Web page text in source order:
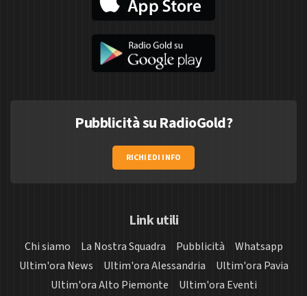
Pubblicità su RadioGold?
RICHIEDI INFO
Link utili
Chi siamo La Nostra Squadra Pubblicità
Whatsapp
Ultim'ora News
Ultim'ora Alessandria
Ultim'ora Pavia
Ultim'ora Alto Piemonte
Ultim'ora Eventi